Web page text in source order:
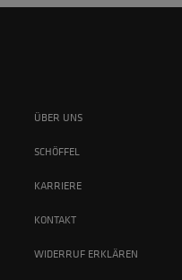
ÜBER UNS
SCHÖFFEL
KARRIERE
KONTAKT
WIDERRUF ERKLÄREN